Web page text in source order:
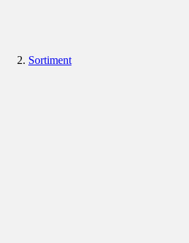
Sortiment